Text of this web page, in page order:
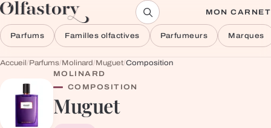
Aller au contenu MON CARNET
Parfums Familles olfactives Parfumeurs Marques
Accueil/Parfums/Molinard/Muguet/Composition
MOLINARD
COMPOSITION
Muguet